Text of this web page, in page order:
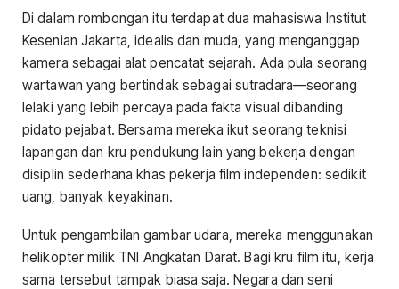
Di dalam rombongan itu terdapat dua mahasiswa Institut
Kesenian Jakarta, idealis dan muda, yang menganggap
kamera sebagai alat pencatat sejarah. Ada pula seorang
wartawan yang bertindak sebagai sutradara—seorang
lelaki yang lebih percaya pada fakta visual dibanding
pidato pejabat. Bersama mereka ikut seorang teknisi
lapangan dan kru pendukung lain yang bekerja dengan
disiplin sederhana khas pekerja film independen: sedikit
uang, banyak keyakinan.
Untuk pengambilan gambar udara, mereka menggunakan
helikopter milik TNI Angkatan Darat. Bagi kru film itu, kerja
sama tersebut tampak biasa saja. Negara dan seni